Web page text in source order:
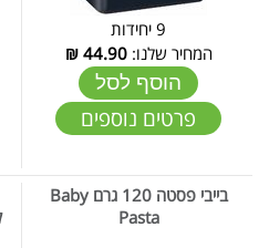
9 יחידות
המחיר שלנו:44.90
₪
הוסף לסל
פרטים נוספים
בייבי פסטה 120 גרם Baby
Pasta